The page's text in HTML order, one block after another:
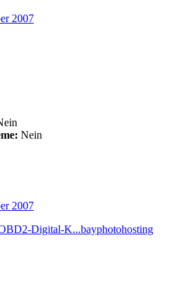
2007
Nein
2007
Digital-K...bayphotohosting